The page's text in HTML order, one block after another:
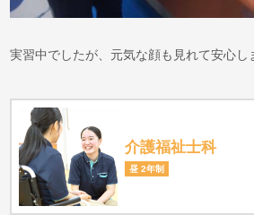
実習中でしたが、元気な顔も見れて安心し
介護福祉士科
昼 2年制